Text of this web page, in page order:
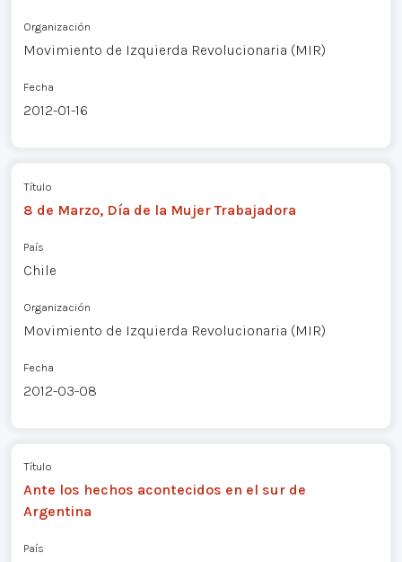
Organización
Movimiento de Izquierda Revolucionaria (MIR)
Fecha
2012-01-16
Título
8 de Marzo, Día de la Mujer Trabajadora
País
Chile
Organización
Movimiento de Izquierda Revolucionaria (MIR)
Fecha
2012-03-08
Título
Ante los hechos acontecidos en el sur de
Argentina
País